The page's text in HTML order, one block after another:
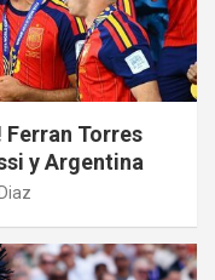
Ferran Torres
y Argentina